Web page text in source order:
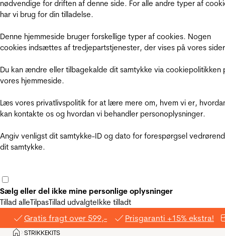
nødvendige for driften af denne side. For alle andre typer af
har vi brug for din tilladelse.
Denne hjemmeside bruger forskellige typer af cookies. Nogen
cookies indsættes af tredjepartstjenester, der vises på vores
Du kan ændre eller tilbagekalde dit samtykke via cookiepolitikken
vores hjemmeside.
Læs vores privatlivspolitik for at lære mere om, hvem vi er,
kan kontakte os og hvordan vi behandler personoplysninger.
Angiv venligst dit samtykke-ID og dato for forespørgsel
dit samtykke.
Sælg eller del ikke mine personlige oplysninger
Tillad alleTilpasTillad udvalgteIkke tilladt
Gratis fragt over 599,- Prisgaranti +15% ekstra!
Hjem
>STRIKKEKITS